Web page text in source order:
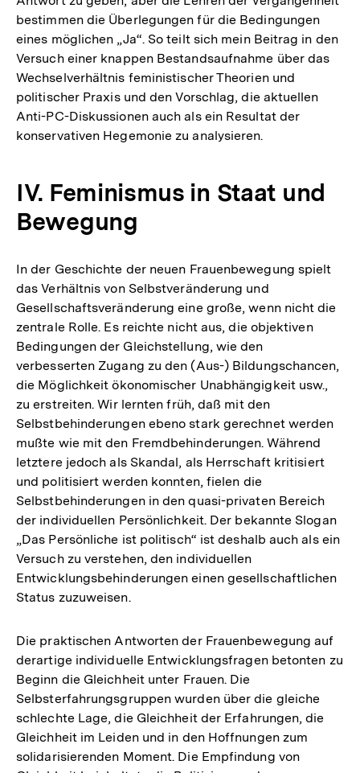
bestimmen die Überlegungen für die Bedingungen
eines möglichen „Ja“. So teilt sich mein Beitrag in den
Versuch einer knappen Bestandsaufnahme über das
Wechselverhältnis feministischer Theorien und
politischer Praxis und den Vorschlag, die aktuellen
Anti-PC-Diskussionen auch als ein Resultat der
konservativen Hegemonie zu analysieren.
IV. Feminismus in Staat und
Bewegung
In der Geschichte der neuen Frauenbewegung spielt
das Verhältnis von Selbstveränderung und
Gesellschaftsveränderung eine große, wenn nicht die
zentrale Rolle. Es reichte nicht aus, die objektiven
Bedingungen der Gleichstellung, wie den
verbesserten Zugang zu den (Aus-) Bildungschancen,
die Möglichkeit ökonomischer Unabhängigkeit usw.,
zu erstreiten. Wir lernten früh, daß mit den
Selbstbehinderungen ebeno stark gerechnet werden
mußte wie mit den Fremdbehinderungen. Während
letztere jedoch als Skandal, als Herrschaft kritisiert
und politisiert werden konnten, fielen die
Selbstbehinderungen in den quasi-privaten Bereich
der individuellen Persönlichkeit. Der bekannte Slogan
„Das Persönliche ist politisch“ ist deshalb auch als ein
Versuch zu verstehen, den individuellen
Entwicklungsbehinderungen einen gesellschaftlichen
Status zuzuweisen.
Die praktischen Antworten der Frauenbewegung auf
derartige individuelle Entwicklungsfragen betonten zu
Beginn die Gleichheit unter Frauen. Die
Selbsterfahrungsgruppen wurden über die gleiche
schlechte Lage, die Gleichheit der Erfahrungen, die
Gleichheit im Leiden und in den Hoffnungen zum
solidarisierenden Moment. Die Empfindung von